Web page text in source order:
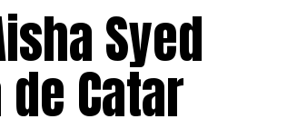
Syed
Catar